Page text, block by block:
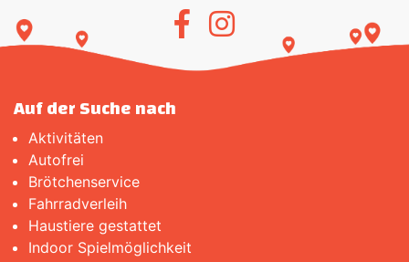
Auf der Suche nach
Aktivitäten
Autofrei
Brötchenservice
Fahrradverleih
Haustiere gestattet
Indoor Spielmöglichkeit